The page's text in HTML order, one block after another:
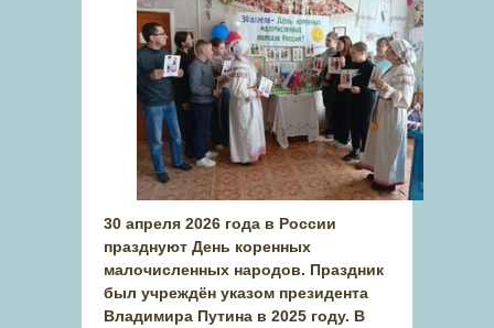
30 апреля 2026 года в России
празднуют День коренных
малочисленных народов. Праздник
был учреждён указом президента
Владимира Путина в 2025 году. В